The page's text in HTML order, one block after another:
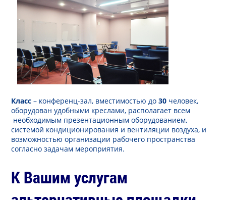
Класс – конференц-зал, вместимостью до30 человек,
оборудован удобными креслами, располагает всем
необходимым презентационным оборудованием,
системой кондиционирования и вентиляции воздуха, и
возможностью организации рабочего пространства
согласно задачам мероприятия.
К Вашим услугам